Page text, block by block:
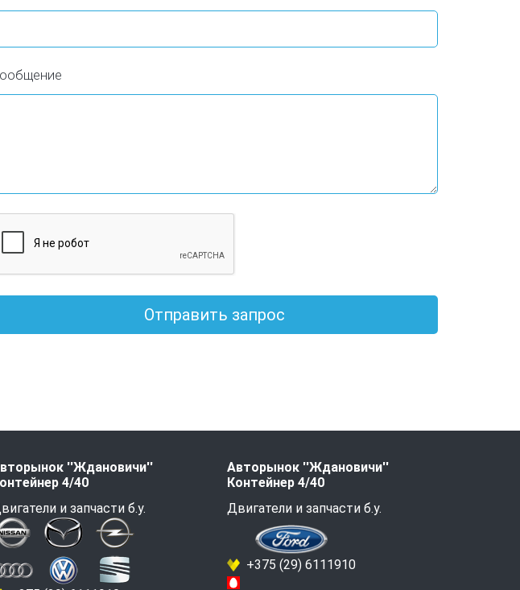
Отправить запрос
''Ждановичи''
4/40
и запчасти б.у.
Авторынок ''Ждановичи''
Контейнер 4/40
Двигатели и запчасти б.у.
+375 (29) 6111910